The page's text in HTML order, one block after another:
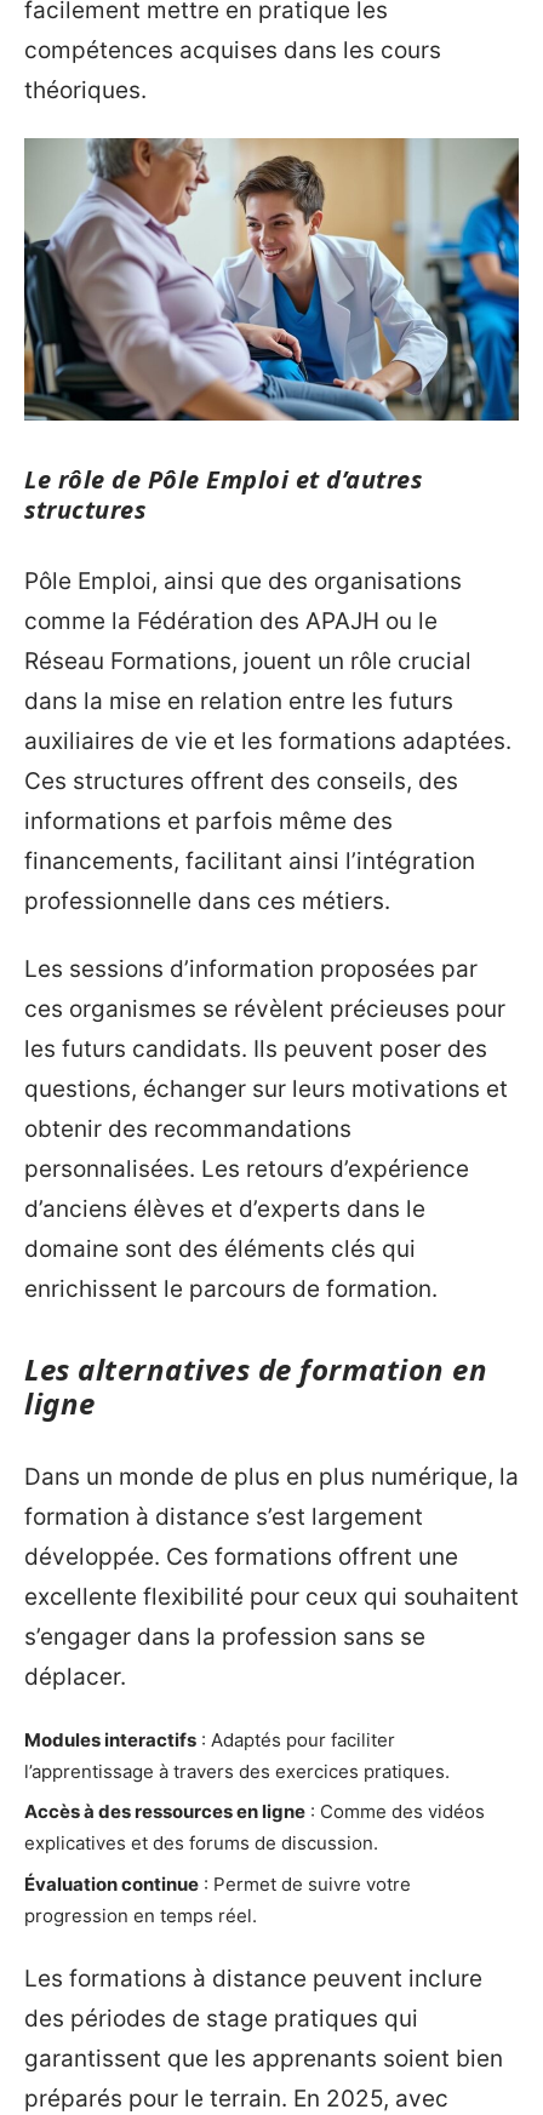
facilement mettre en pratique les
compétences acquises dans les cours
théoriques.
Le rôle de Pôle Emploi et d’autres
structures
Pôle Emploi, ainsi que des organisations
comme la Fédération des APAJH ou le
Réseau Formations, jouent un rôle crucial
dans la mise en relation entre les futurs
auxiliaires de vie et les formations adaptées.
Ces structures offrent des conseils, des
informations et parfois même des
financements, facilitant ainsi l’intégration
professionnelle dans ces métiers.
Les sessions d’information proposées par
ces organismes se révèlent précieuses pour
les futurs candidats. Ils peuvent poser des
questions, échanger sur leurs motivations et
obtenir des recommandations
personnalisées. Les retours d’expérience
d’anciens élèves et d’experts dans le
domaine sont des éléments clés qui
enrichissent le parcours de formation.
Les alternatives de formation en
ligne
Dans un monde de plus en plus numérique, la
formation à distance s’est largement
développée. Ces formations offrent une
excellente flexibilité pour ceux qui souhaitent
s’engager dans la profession sans se
déplacer.
Modules interactifs : Adaptés pour faciliter
l’apprentissage à travers des exercices pratiques.
Accès à des ressources en ligne : Comme des vidéos
explicatives et des forums de discussion.
Évaluation continue : Permet de suivre votre
progression en temps réel.
Les formations à distance peuvent inclure
des périodes de stage pratiques qui
garantissent que les apprenants soient bien
préparés pour le terrain. En 2025, avec